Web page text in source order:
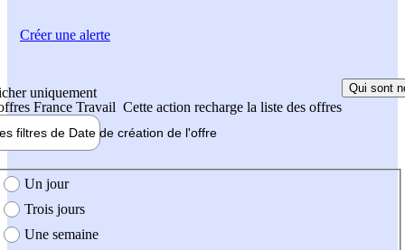
uniquement
France Travail Cette action recharge la liste des offres
Qui sont
filtres de Date de création de l'offre
création de l'offre
Un jour
Trois jours
Une semaine
Créer une alerte